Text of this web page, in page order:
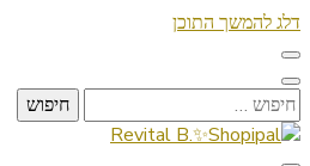
דלג להמשך התוכן
חיפוש: